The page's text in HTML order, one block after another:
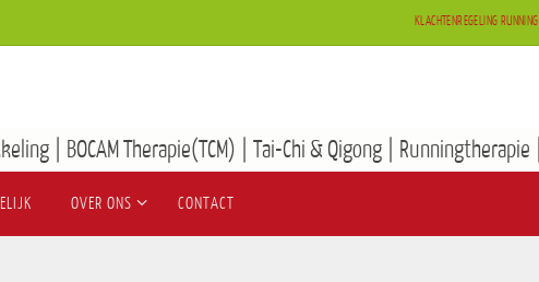
KLACHTENREGELING
| BOCAM Therapie(TCM) | Tai-Chi & Qigong | Runningtherapie |
OVER ONS CONTACT